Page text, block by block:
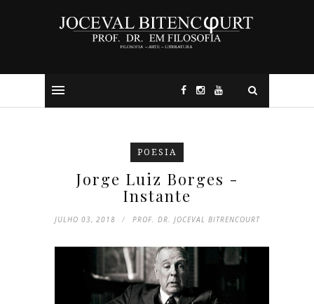
POESIA
Jorge Luiz Borges -
Instante
JULHO 03, 2018 PROF. DR. JOCEVAL BITRENCOURT